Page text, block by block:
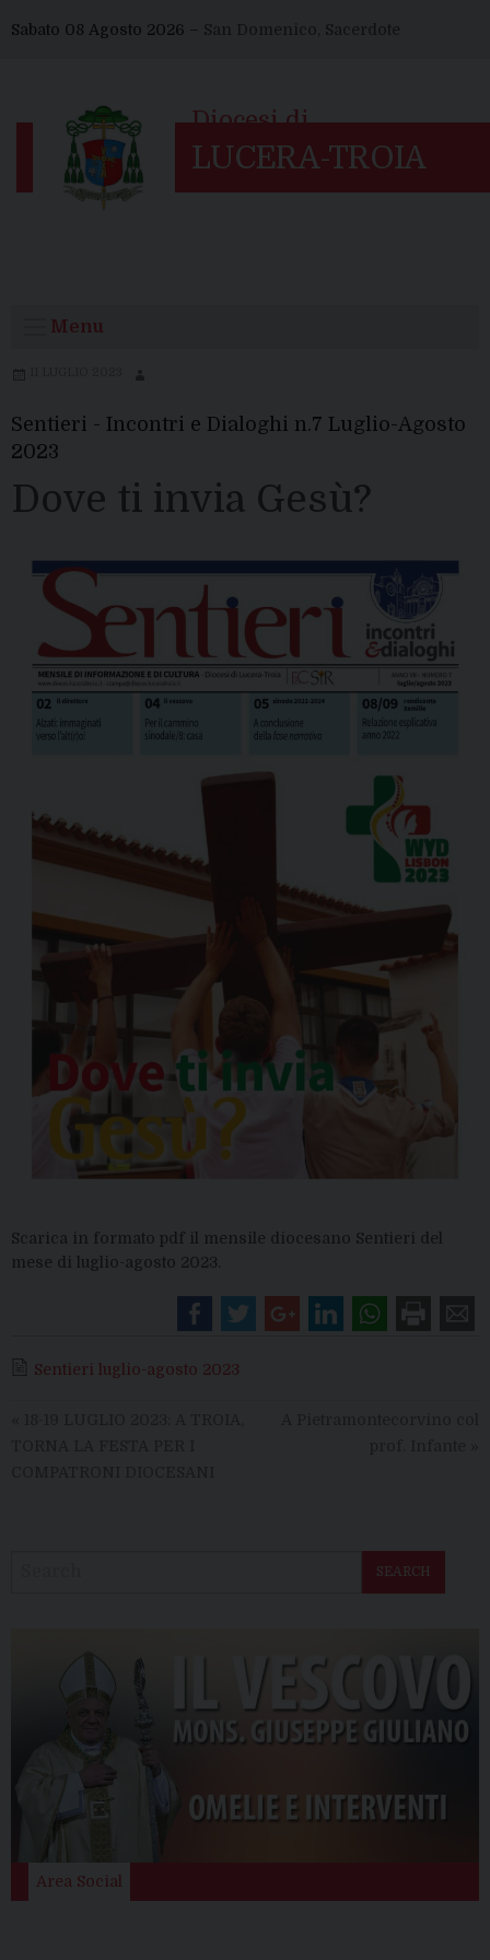
toSabato 08 Agosto 2026 – San Domenico, Sacerdote
Menu
Sentieri - Incontri e Dialoghi n.7 Luglio-Agosto
2023
Dove ti invia Gesù?
Scarica in formato pdf il mensile diocesano Sentieri del
mese di luglio-agosto 2023.
Sentieri luglio-agosto 2023
SEARCH
Area Social